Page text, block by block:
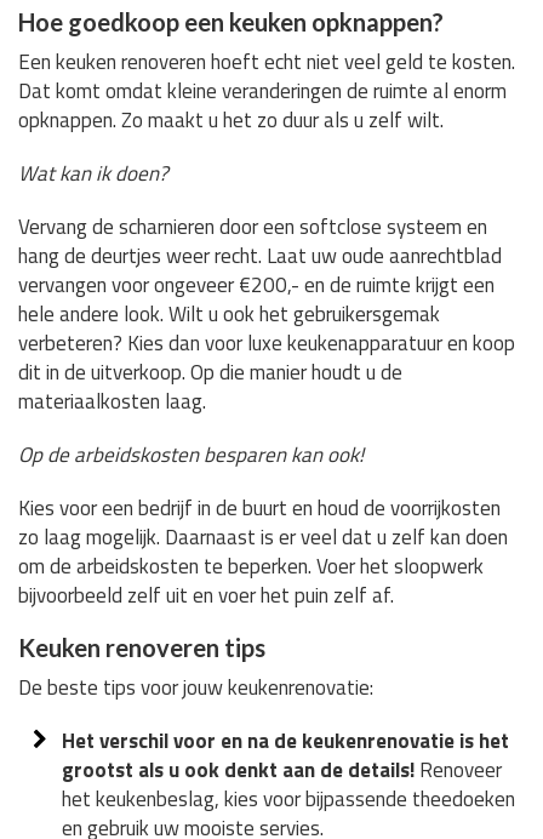
Hoe goedkoop een keuken opknappen?
Een keuken renoveren hoeft echt niet veel geld te kosten.
Dat komt omdat kleine veranderingen de ruimte al enorm
opknappen. Zo maakt u het zo duur als u zelf wilt.
Wat kan ik doen?
Vervang de scharnieren door een softclose systeem en
hang de deurtjes weer recht. Laat uw oude aanrechtblad
vervangen voor ongeveer €200,- en de ruimte krijgt een
hele andere look. Wilt u ook het gebruikersgemak
verbeteren? Kies dan voor luxe keukenapparatuur en koop
dit in de uitverkoop. Op die manier houdt u de
materiaalkosten laag.
Op de arbeidskosten besparen kan ook!
Kies voor een bedrijf in de buurt en houd de voorrijkosten
zo laag mogelijk. Daarnaast is er veel dat u zelf kan doen
om de arbeidskosten te beperken. Voer het sloopwerk
bijvoorbeeld zelf uit en voer het puin zelf af.
Keuken renoveren tips
De beste tips voor jouw keukenrenovatie:
Het verschil voor en na de keukenrenovatie is het
grootst als u ook denkt aan de details!Renoveer
het keukenbeslag, kies voor bijpassende theedoeken
en gebruik uw mooiste servies.